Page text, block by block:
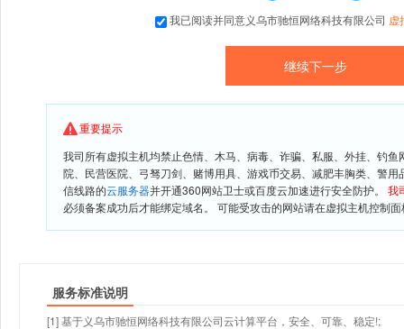
我已阅读并同意义乌市驰恒网络科技有限公司 虚
重要提示
我司所有虚拟主机均禁止色情、木马、病毒、诈骗、私服、外挂、钓
院、民营医院、弓驽刀剑、赌博用具、游戏币交易、减肥丰胸类、警
信线路的云服务器并开通360网站卫士或百度云加速进行安全防护。 我
必须备案成功后才能绑定域名。 可能受攻击的网站请在虚拟主机控制
服务标准说明
[1] 基于义乌市驰恒网络科技有限公司云计算平台，安全、可靠、稳定!;